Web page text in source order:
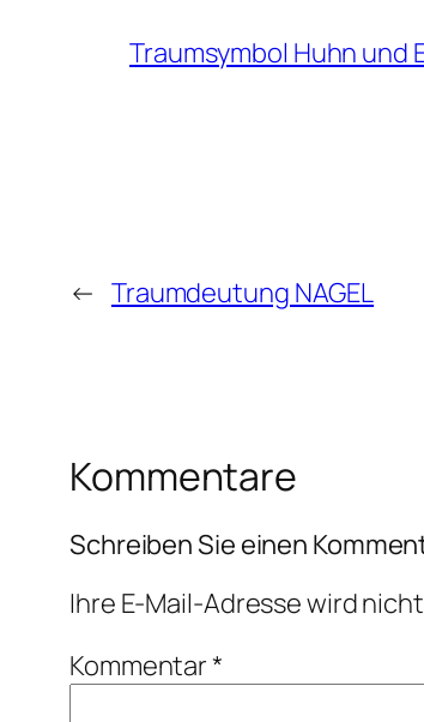
Traumsymbol Huhn und
← Traumdeutung NAGEL
Kommentare
Schreiben Sie einen
Ihre E-Mail-Adresse wird
Kommentar*